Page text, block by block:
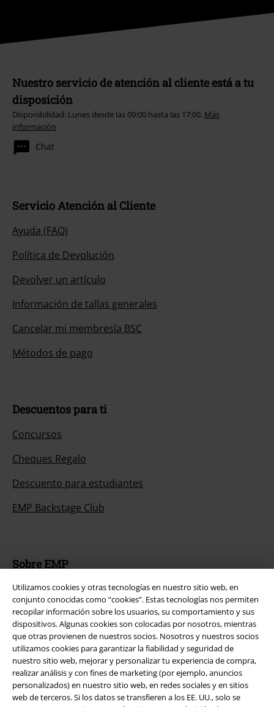
Utilizamos cookies y otras tecnologías en nuestro sitio web, en
conjunto conocidas como “cookies”. Estas tecnologías nos permiten
recopilar información sobre los usuarios, su comportamiento y sus
dispositivos. Algunas cookies son colocadas por nosotros, mientras
que otras provienen de nuestros socios. Nosotros y nuestros socios
utilizamos cookies para garantizar la fiabilidad y seguridad de
nuestro sitio web, mejorar y personalizar tu experiencia de compra,
realizar análisis y con fines de marketing (por ejemplo, anuncios
personalizados) en nuestro sitio web, en redes sociales y en sitios
web de terceros. Si los datos se transfieren a los EE. UU., solo se
Nuestro servicio de atención al cliente está a tu
disposición
Disponibilidad: Lunes desde las 09:00 hasta las 17:00. Más
información
Chat
Servicio Atención al Cliente
Ayuda (FAQ)
Política de Devolución
Devolver un artículo
Información de tallas generales
Cancelar mi membresía BSC
Métodos de pago
Descuentos para ti
Concursos
Cheques Regalo
Descuento para estudiantes
EMP Backstage Club
Sobre EMP
EMP Eventos
Programa de Afiliados
Sostenibilidad